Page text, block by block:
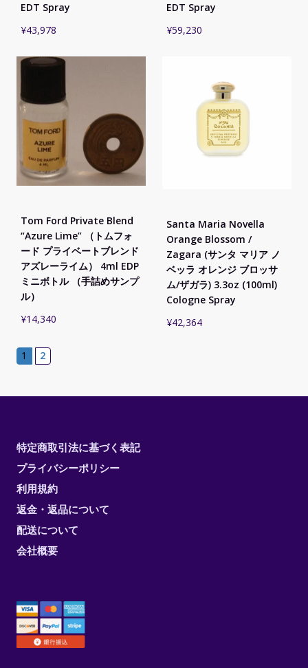
EDT Spray
¥43,978
EDT Spray
¥59,230
Tom Ford Private Blend
“Azure Lime” （トムフォ
ード プライベートブレンド
アズレーライム） 4ml EDP
ミニボトル （手詰めサンプ
ル）
¥14,340
Santa Maria Novella
Orange Blossom /
Zagara (サンタ マリア ノ
ベッラ オレンジ ブロッサ
ム/ザガラ) 3.3oz (100ml)
Cologne Spray
¥42,364
1 2
特定商取引法に基づく表記
プライバシーポリシー
利用規約
返金・返品について
配送について
会社概要